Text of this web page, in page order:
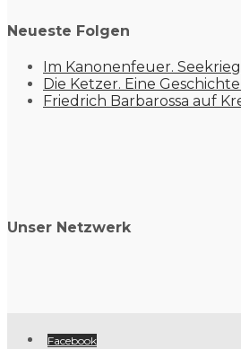
Neueste Folgen
Im Kanonenfeuer.
Die Ketzer. Eine
Friedrich Barbarossa auf
Unser Netzwerk
Facebook